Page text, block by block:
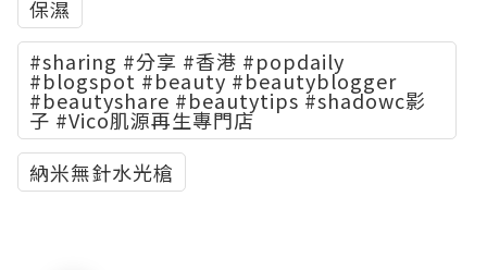
保濕
#sharing #分享 #香港 #popdaily
#blogspot #beauty #beautyblogger
#beautyshare #beautytips #shadowc影
子 #Vico肌源再生專門店
納米無針水光槍